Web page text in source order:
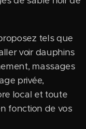
tels que
voir dauphins
massages
privée,
local et toute
fonction de vos